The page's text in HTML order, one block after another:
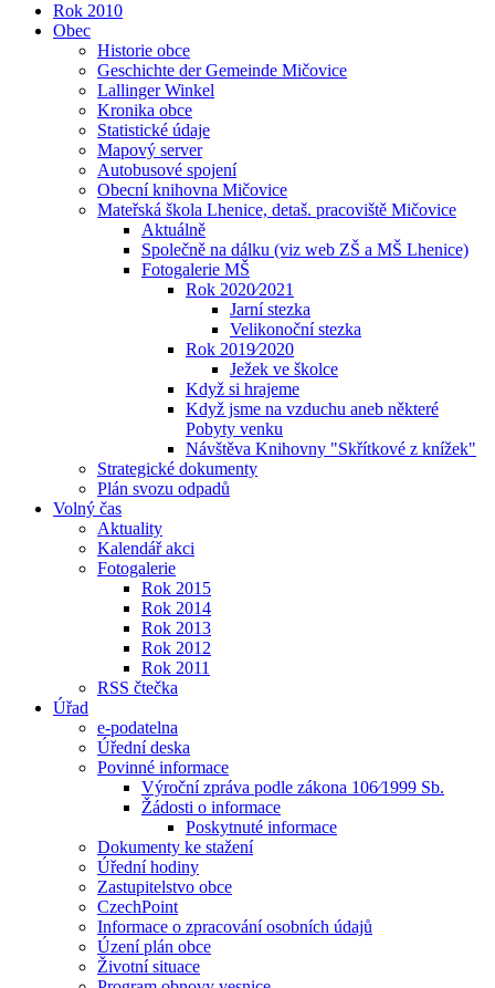
Rok 2010
Obec
Historie obce
Geschichte der Gemeinde Mičovice
Lallinger Winkel
Kronika obce
Statistické údaje
Mapový server
Autobusové spojení
Obecní knihovna Mičovice
Mateřská škola Lhenice, detaš. pracoviště Mičovice
Aktuálně
Společně na dálku (viz web ZŠ a MŠ Lhenice)
Fotogalerie MŠ
Rok 2020⁄2021
Jarní stezka
Velikonoční stezka
Rok 2019⁄2020
Ježek ve školce
Když si hrajeme
Když jsme na vzduchu aneb některé
Pobyty venku
Návštěva Knihovny "Skřítkové z knížek"
Strategické dokumenty
Plán svozu odpadů
Volný čas
Aktuality
Kalendář akci
Fotogalerie
Rok 2015
Rok 2014
Rok 2013
Rok 2012
Rok 2011
RSS čtečka
Úřad
e-podatelna
Úřední deska
Povinné informace
Výroční zpráva podle zákona 106⁄1999 Sb.
Žádosti o informace
Poskytnuté informace
Dokumenty ke stažení
Úřední hodiny
Zastupitelstvo obce
CzechPoint
Informace o zpracování osobních údajů
Úzení plán obce
Životní situace